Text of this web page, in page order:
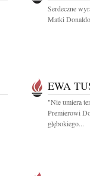
Serdeczne
Matki
EWA
"Nie umiera
Premierowi
głębokiego...